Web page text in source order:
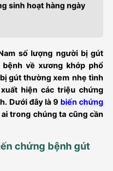
sinh hoạt hàng ngày
số lượng người bị gút
về xương khớp phổ
gút thường xem nhẹ tình
hiện các triệu chứng
Dưới đây là 9 biến chứng
trong chúng ta cũng cần
chứng bệnh gút